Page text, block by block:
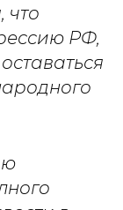
что
РФ,